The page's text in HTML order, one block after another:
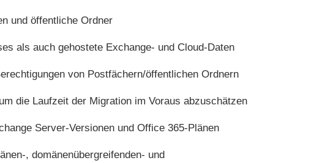
und öffentliche Ordner
als auch gehostete Exchange- und Cloud-Daten
von Postfächern/öffentlichen Ordnern
die Laufzeit der Migration im Voraus abzuschätzen
Server-Versionen und Office 365-Plänen
, domänenübergreifenden- und